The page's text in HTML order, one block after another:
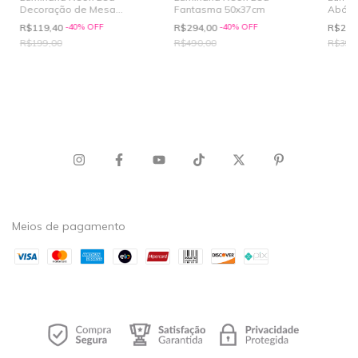
Decoração de Mesa
morcego Halloween
30x11cm
R$119,40 -40% OFF
R$199,00
Fantasma 50x37cm
R$294,00 -40% OFF
R$490,00
Meios de pagamento